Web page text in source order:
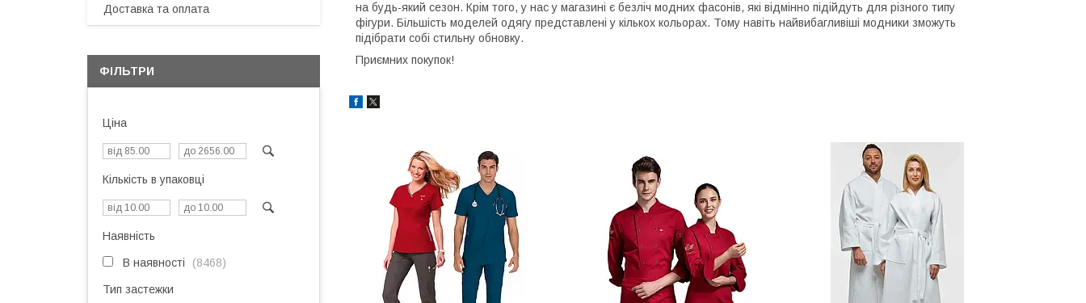
на будь-який сезон. Крім того, у нас у магазині є безліч модних фасонів, які відмінно підійдуть для різного типу
фігури. Більшість моделей одягу представлені у кількох кольорах. Тому навіть найвибагливіші модники зможуть
підібрати собі стильну обновку.
Приємних покупок!
Доставка та оплата
ФІЛЬТРИ
Ціна
Кількість в упаковці
Наявність
В наявності 8468
Тип застежки